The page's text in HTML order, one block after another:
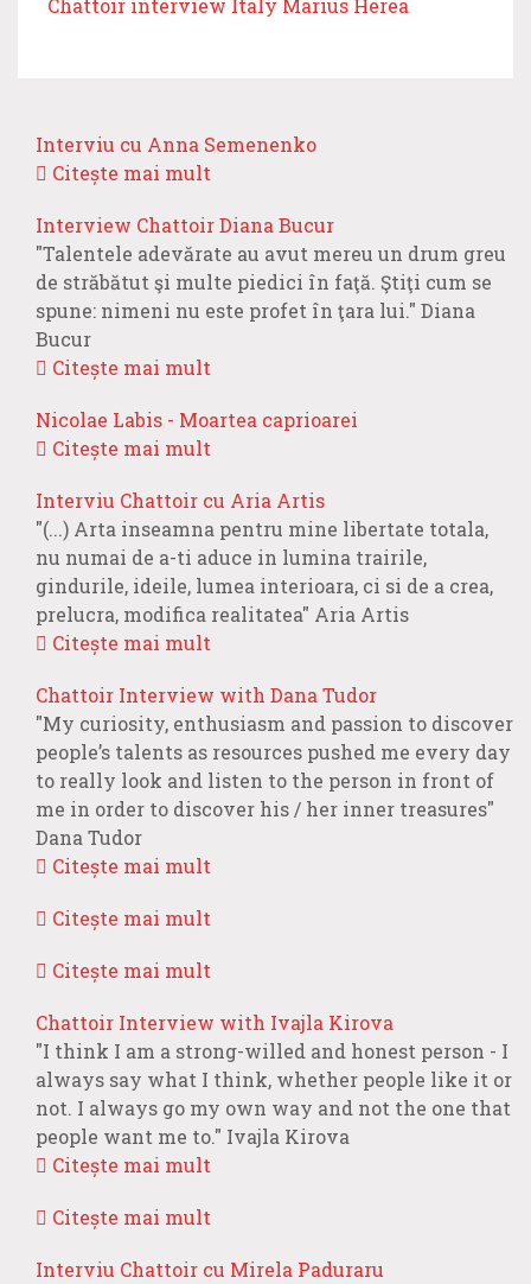
Chattoir interview Italy Marius Herea
Interviu cu Anna Semenenko
Citește mai mult
Interview Chattoir Diana Bucur
"Talentele adevărate au avut mereu un drum greu
de străbătut şi multe piedici în faţă. Ştiţi cum se
spune: nimeni nu este profet în ţara lui." Diana
Bucur
Citește mai mult
Nicolae Labis - Moartea caprioarei
Citește mai mult
Interviu Chattoir cu Aria Artis
"(...) Arta inseamna pentru mine libertate totala,
nu numai de a-ti aduce in lumina trairile,
gindurile, ideile, lumea interioara, ci si de a crea,
prelucra, modifica realitatea" Aria Artis
Citește mai mult
Chattoir Interview with Dana Tudor
"My curiosity, enthusiasm and passion to discover
people’s talents as resources pushed me every day
to really look and listen to the person in front of
me in order to discover his / her inner treasures"
Dana Tudor
Citește mai mult
Citește mai mult
Citește mai mult
Chattoir Interview with Ivajla Kirova
"I think I am a strong-willed and honest person - I
always say what I think, whether people like it or
not. I always go my own way and not the one that
people want me to." Ivajla Kirova
Citește mai mult
Citește mai mult
Interviu Chattoir cu Mirela Paduraru